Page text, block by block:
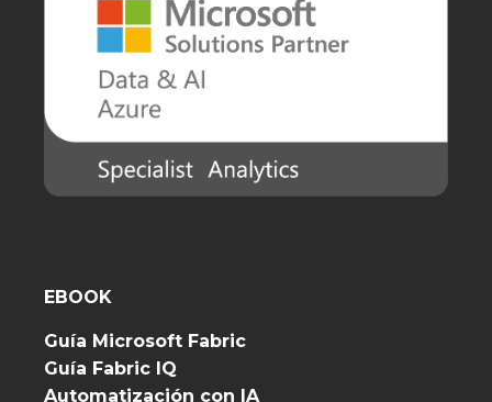
EBOOK
Guía Microsoft Fabric
Guía Fabric IQ
Automatización con IA